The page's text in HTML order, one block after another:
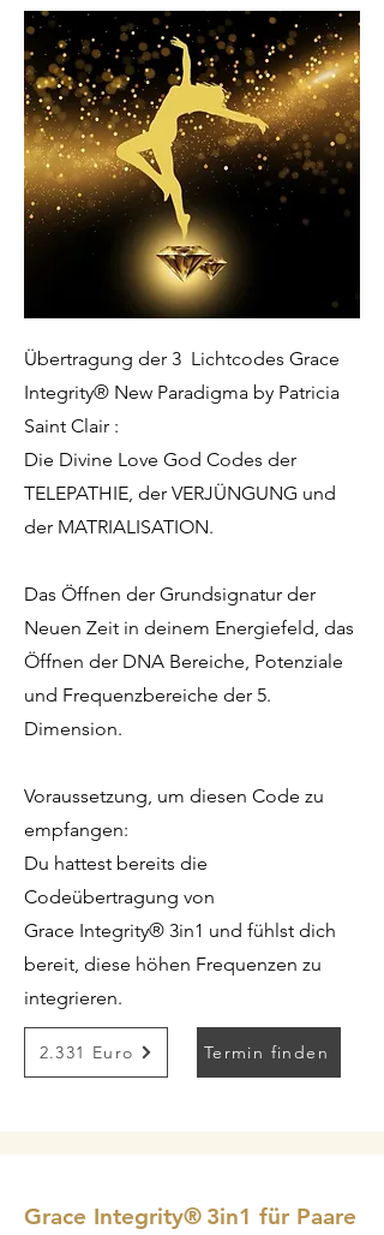
Übertragung der 3 Lichtcodes Grace
Integrity® New Paradigma by Patricia
Saint Clair :
Die Divine Love God Codes der
TELEPATHIE, der VERJÜNGUNG und
der MATRIALISATION.
Das Öffnen der Grundsignatur der
Neuen Zeit in deinem Energiefeld, das
Öffnen der DNA Bereiche, Potenziale
und Frequenzbereiche der 5.
Dimension.
Voraussetzung, um diesen Code zu
empfangen:
Du hattest bereits die
Codeübertragung von
Grace Integrity® 3in1 und fühlst dich
bereit, diese höhen Frequenzen zu
integrieren.
2.331 Euro Termin finden
Grace Integrity® 3in1 für Paare